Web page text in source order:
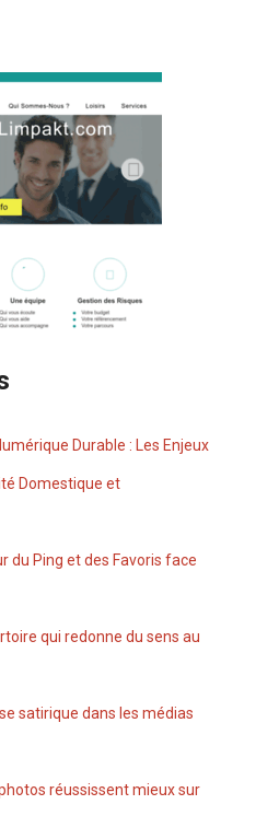
Domestique et